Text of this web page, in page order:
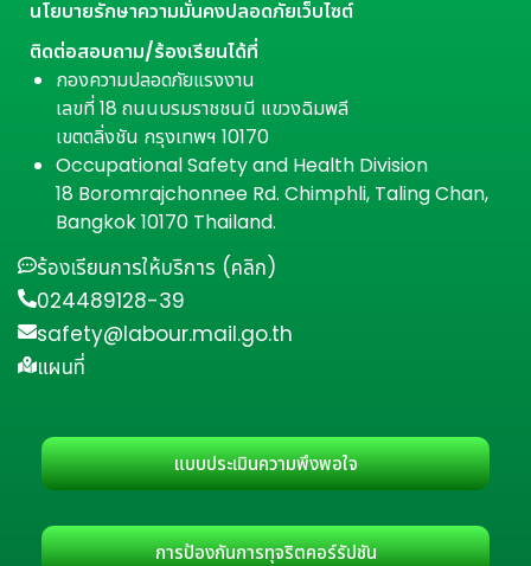
นโยบายรักษาความมั่นคงปลอดภัยเว็บไซต์
ติดต่อสอบถาม/ร้องเรียนได้ที่
กองความปลอดภัยแรงงาน
เลขที่ 18 ถนนบรมราชชนนี แขวงฉิมพลี
เขตตลิ่งชัน กรุงเทพฯ 10170
Occupational Safety and Health Division
18 Boromrajchonnee Rd. Chimphli, Taling Chan,
Bangkok 10170 Thailand.
ร้องเรียนการให้บริการ (คลิก)
024489128-39
safety@labour.mail.go.th
แผนที่
แบบประเมินความพึงพอใจ
การป้องกันการทุจริตคอร์รัปชัน